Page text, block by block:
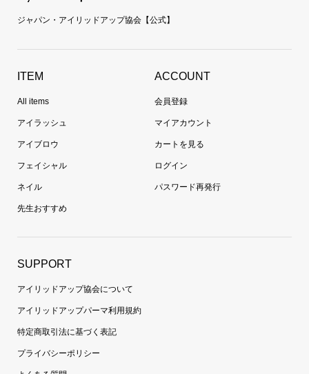
ジャパン・アイリッドアップ協会【公式】
ITEM
All items
アイラッシュ
アイブロウ
フェイシャル
ネイル
先生おすすめ
ACCOUNT
会員登録
マイアカウント
カートを見る
ログイン
パスワード再発行
SUPPORT
アイリッドアップ協会について
アイリッドアップパーマ利用規約
特定商取引法に基づく表記
プライバシーポリシー